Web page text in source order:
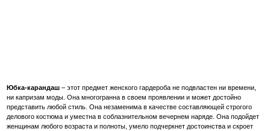
Юбка-карандаш – этот предмет женского гардероба не подвластен ни времени,
ни капризам моды. Она многогранна в своем проявлении и может достойно
представить любой стиль. Она незаменима в качестве составляющей строгого
делового костюма и уместна в соблазнительном вечернем наряде. Она подойдет
женщинам любого возраста и полноты, умело подчеркнет достоинства и скроет